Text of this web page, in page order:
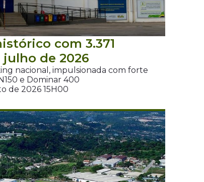
com 3.371
de 2026
nacional, impulsionada com forte
e Dominar 400
de 2026 15H00